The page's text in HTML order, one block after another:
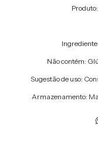
Não contém:
Sugestão de uso:
Armazenamento: